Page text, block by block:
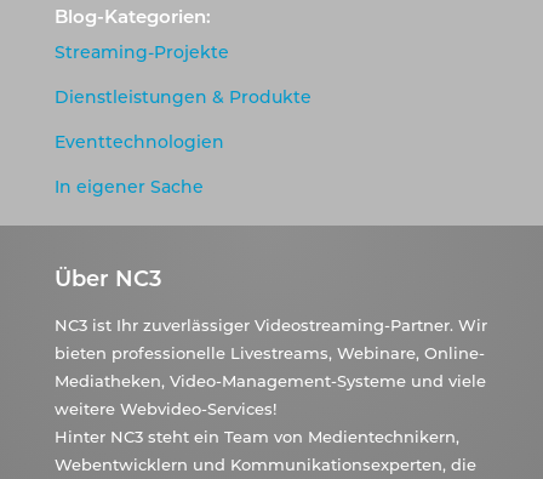
Blog-Kategorien:
Streaming-Projekte
Dienstleistungen & Produkte
Eventtechnologien
In eigener Sache
Über NC3
NC3 ist Ihr zuverlässiger Videostreaming-Partner. Wir
bieten professionelle Livestreams, Webinare, Online-
Mediatheken, Video-Management-Systeme und viele
weitere Webvideo-Services!
Hinter NC3 steht ein Team von Medientechnikern,
Webentwicklern und Kommunikationsexperten, die